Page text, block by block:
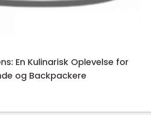
En Kulinarisk Oplevelse for
og Backpackere